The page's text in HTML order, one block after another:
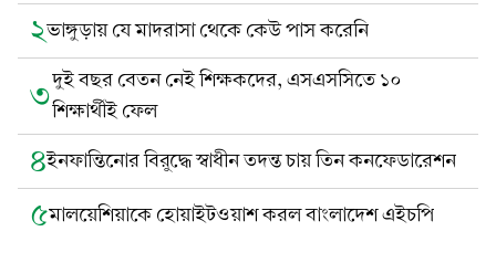
২ভাঙ্গুড়ায় যে মাদরাসা থেকে কেউ পাস করেনি
৩দুই বছর বেতন নেই শিক্ষকদের, এসএসসিতে ১০
শিক্ষার্থীই ফেল
৪ইনফান্তিনোর বিরুদ্ধে স্বাধীন তদন্ত চায় তিন কনফেডারেশন
৫মালয়েশিয়াকে হোয়াইটওয়াশ করল বাংলাদেশ এইচপি